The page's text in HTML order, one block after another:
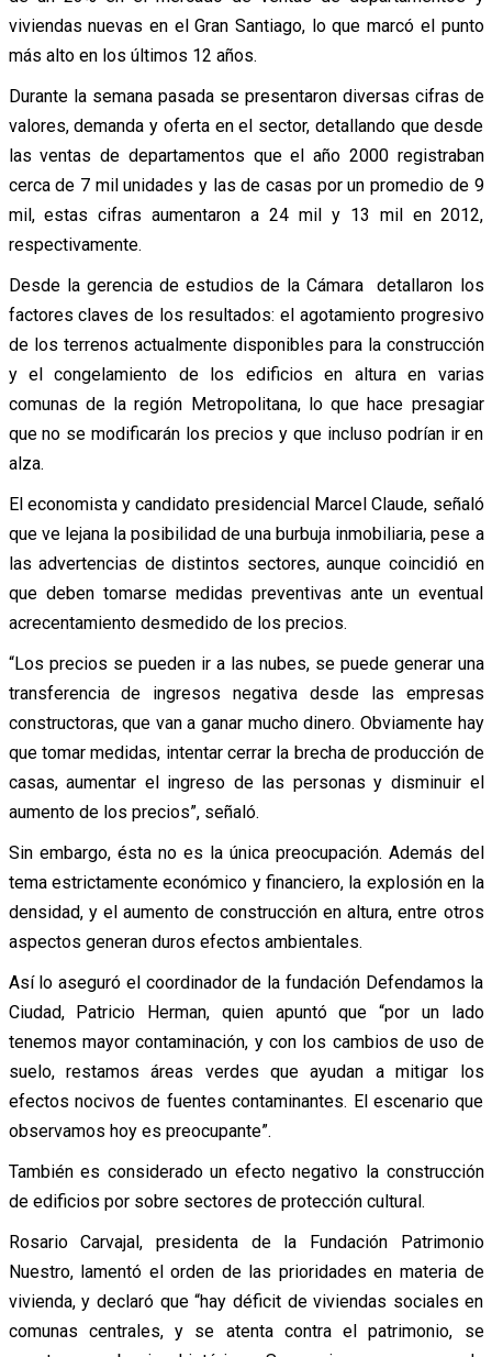
viviendas nuevas en el Gran Santiago, lo que marcó el punto
más alto en los últimos 12 años.
Durante la semana pasada se presentaron diversas cifras de
valores, demanda y oferta en el sector, detallando que desde
las ventas de departamentos que el año 2000 registraban
cerca de 7 mil unidades y las de casas por un promedio de 9
mil, estas cifras aumentaron a 24 mil y 13 mil en 2012,
respectivamente.
Desde la gerencia de estudios de la Cámara detallaron los
factores claves de los resultados: el agotamiento progresivo
de los terrenos actualmente disponibles para la construcción
y el congelamiento de los edificios en altura en varias
comunas de la región Metropolitana, lo que hace presagiar
que no se modificarán los precios y que incluso podrían ir en
alza.
El economista y candidato presidencial Marcel Claude, señaló
que ve lejana la posibilidad de una burbuja inmobiliaria, pese a
las advertencias de distintos sectores, aunque coincidió en
que deben tomarse medidas preventivas ante un eventual
acrecentamiento desmedido de los precios.
“Los precios se pueden ir a las nubes, se puede generar una
transferencia de ingresos negativa desde las empresas
constructoras, que van a ganar mucho dinero. Obviamente hay
que tomar medidas, intentar cerrar la brecha de producción de
casas, aumentar el ingreso de las personas y disminuir el
aumento de los precios”, señaló.
Sin embargo, ésta no es la única preocupación. Además del
tema estrictamente económico y financiero, la explosión en la
densidad, y el aumento de construcción en altura, entre otros
aspectos generan duros efectos ambientales.
Así lo aseguró el coordinador de la fundación Defendamos la
Ciudad, Patricio Herman, quien apuntó que “por un lado
tenemos mayor contaminación, y con los cambios de uso de
suelo, restamos áreas verdes que ayudan a mitigar los
efectos nocivos de fuentes contaminantes. El escenario que
observamos hoy es preocupante”.
También es considerado un efecto negativo la construcción
de edificios por sobre sectores de protección cultural.
Rosario Carvajal, presidenta de la Fundación Patrimonio
Nuestro, lamentó el orden de las prioridades en materia de
vivienda, y declaró que “hay déficit de viviendas sociales en
comunas centrales, y se atenta contra el patrimonio, se